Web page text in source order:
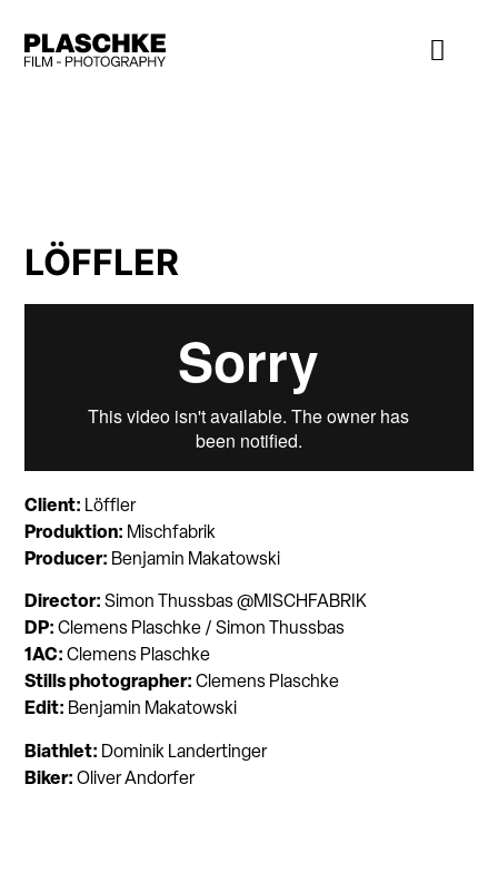
LÖFFLER
Client: Löffler
Produktion: Mischfabrik
Producer: Benjamin Makatowski
Director: Simon Thussbas @MISCHFABRIK
DP: Clemens Plaschke / Simon Thussbas
1AC: Clemens Plaschke
Stills photographer: Clemens Plaschke
Edit: Benjamin Makatowski
Biathlet: Dominik Landertinger
Biker: Oliver Andorfer